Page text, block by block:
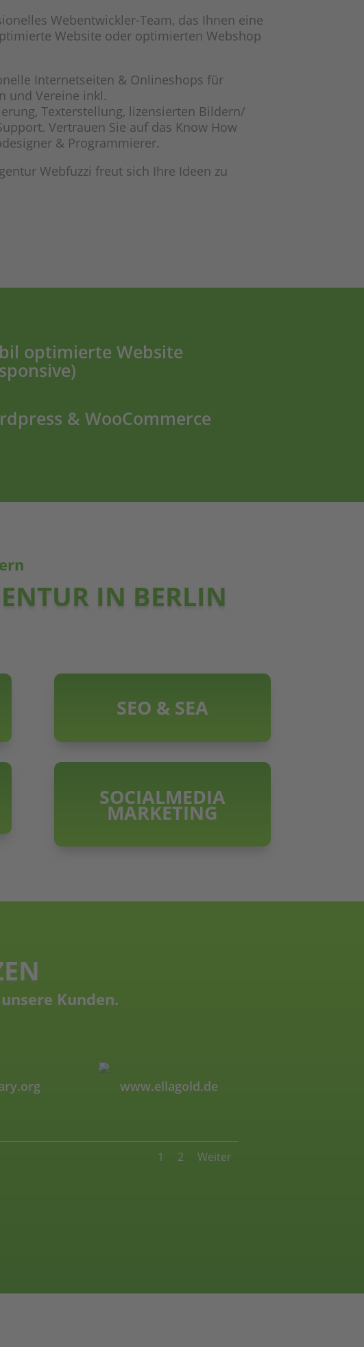
Webentwickler-Team, das Ihnen eine
Website oder optimierten Webshop
Internetseiten & Onlineshops für
und Vereine inkl.
Texterstellung, lizensierten Bildern/
Vertrauen Sie auf das Know How
& Programmierer.
Webfuzzi freut sich Ihre Ideen zu
optimierte Website
& WooCommerce
IN BERLIN
SEO & SEA
SOCIALMEDIA
MARKETING
Kunden.
www.ellagold.de
1 2 Weiter